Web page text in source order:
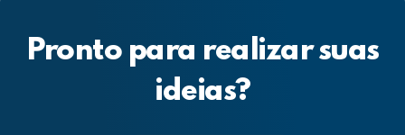
Pronto para realizar suas
ideias?